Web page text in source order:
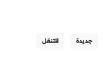
جديدة للتنقل